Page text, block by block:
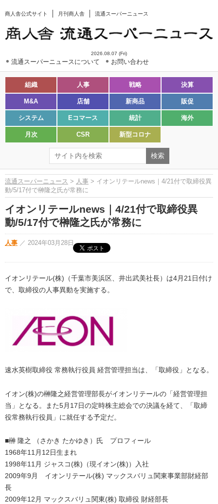
商人舎公式サイト 月刊商人舎 流通スーパーニュース
2026.08.07 (Fri)
流通スーパーニュースについて お問い合わせ
組織 人事 戦略 決算
M&A 店舗 新商品 販促
システム Eコマース 統計 海外
月次 CSR 新型コロナ
流通スーパーニュース > 人事 > イオンリテールnews｜4/21付で取締役異
動/5/17付で榊隆之氏が常務に
イオンリテールnews｜4/21付で取締役異
動/5/17付で榊隆之氏が常務に
人事 ／ 2024年03月28日
イオンリテール(株)（千葉市美浜区、井出武美社長）は4月21日付け
で、取締役の人事異動を実施する。
速水英樹取締役 常務執行役員 経営管理担当は、「取締役」となる。
イオン(株)の榊隆之経営管理部長がイオンリテールの「経営管理担
当」となる。また5月17日の定時株主総会での決議を経て、「取締
役常務執行役員」に就任する予定だ。
■榊 隆之 （さかき たかゆき）氏 プロフィール
1968年11月12日生まれ
1998年11月 ジャスコ(株)（現イオン(株)）入社
2009年9月 イオンリテール(株) マックスバリュ関東事業部財経部
長
2009年12月 マックスバリュ関東(株) 取締役 財経部長